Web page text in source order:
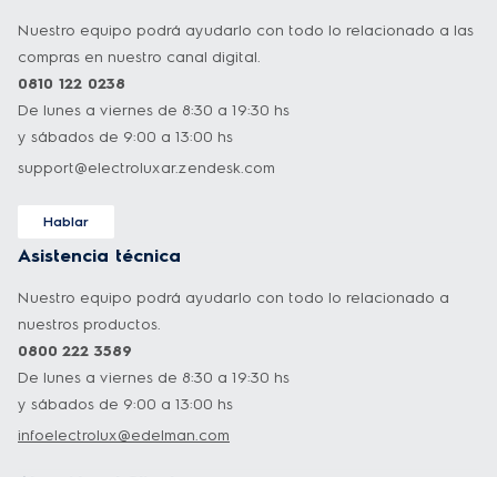
Nuestro equipo podrá ayudarlo con todo lo relacionado a las
compras en nuestro canal digital.
0810 122 0238
De lunes a viernes de 8:30 a 19:30 hs
y sábados de 9:00 a 13:00 hs
support@electroluxar.zendesk.com
Hablar
Asistencia técnica
Nuestro equipo podrá ayudarlo con todo lo relacionado a
nuestros productos.
0800 222 3589
De lunes a viernes de 8:30 a 19:30 hs
y sábados de 9:00 a 13:00 hs
infoelectrolux@edelman.com